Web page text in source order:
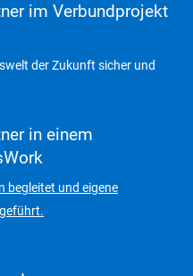
im Verbundprojekt
der Zukunft sicher und
in einem
begleitet und eigene